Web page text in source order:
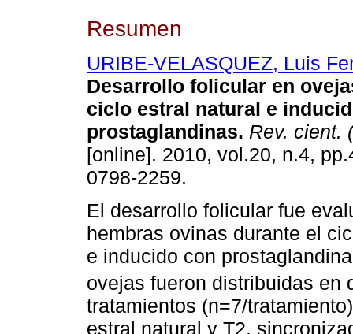
Resumen
URIBE-VELASQUEZ, Luis
Desarrollo folicular en
ciclo estral natural e
prostaglandinas. Rev. cient.
[online]. 2010, vol.20, n.4,
0798-2259.
El desarrollo folicular fue
hembras ovinas durante el
e inducido con
ovejas fueron distribuidas en
tratamientos (n=7/
estral natural y T2,